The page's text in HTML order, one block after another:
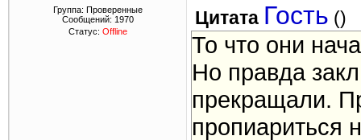
Группа: Проверенные
Сообщений: 1970
Статус: Offline
Цитата Гость ()
То что они
Но правда
прекращали.
пропиариться